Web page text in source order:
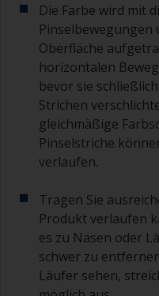
oder Nasen
enthält), die Sie
Sie eine 120-
einer 220er
Schleifpapier
besteht die
entfernen und/
durchzuschleifen.
Die Farbe wird mit
Pinselbewegungen
Oberfläche
horizontalen
bevor sie
Strichen
gleichmäßige
Pinselstriche
verlaufen.
Tragen Sie
Produkt verlaufen
es zu Nasen oder
schwer zu
Läufer sehen,